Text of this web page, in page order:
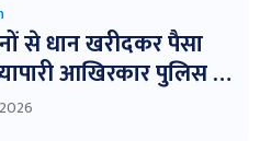
से धान खरीदकर पैसा
आखिरकार पुलिस के
2026